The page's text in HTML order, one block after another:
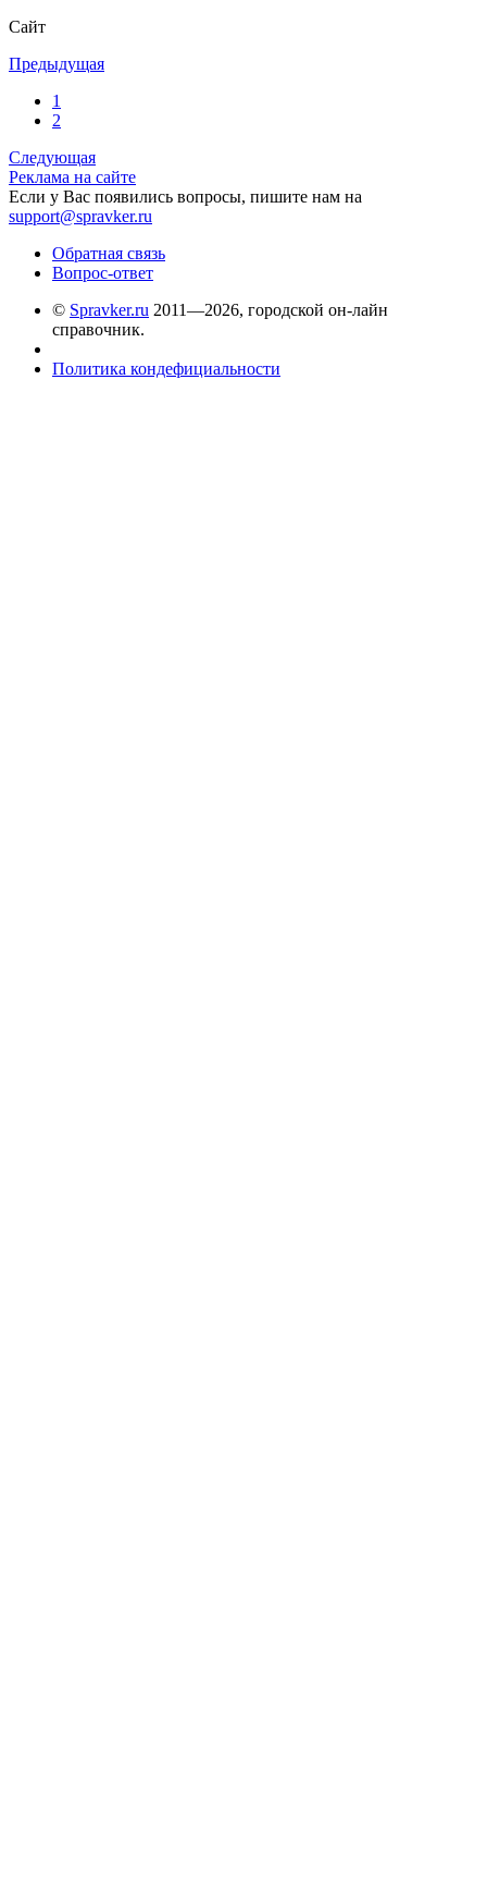
Сайт
Предыдущая
1
2
Следующая
Реклама на сайте
Если у Вас появились вопросы, пишите нам на
support@spravker.ru
Обратная связь
Вопрос-ответ
© Spravker.ru 2011—2026, городской он-лайн
справочник.
Политика кондефициальности